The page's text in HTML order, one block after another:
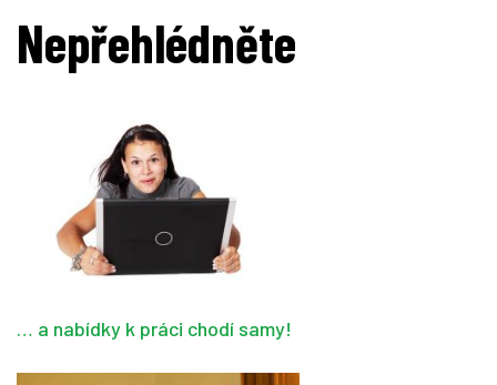
Nepřehlédněte
… a nabídky k práci chodí samy!